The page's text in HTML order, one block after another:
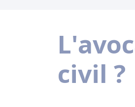
civil ?